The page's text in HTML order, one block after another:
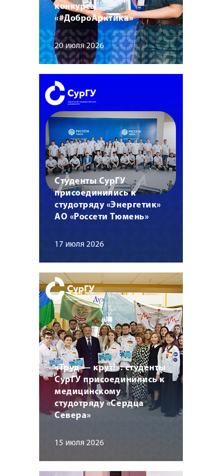
конкурса
«#ДоброАрктика»
20 июля 2026
Студенты СурГУ
присоединились к
студотряду «Энергетик»
АО «Россети Тюмень»
17 июля 2026
«Труд — крут!»: студенты
СурГУ присоединились к
медицинскому
студотряду «Сердца
Севера»
15 июля 2026